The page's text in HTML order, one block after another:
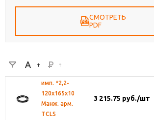
СМОТРЕТЬ
PDF
имп. *2,2-
120х165х10
Манж. арм.
TCLS
3 215.75 руб./шт